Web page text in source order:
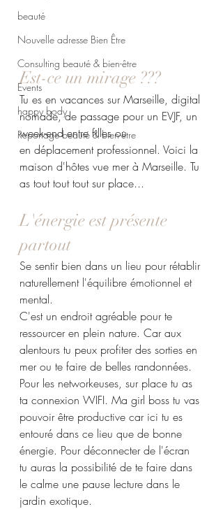
beauté
Nouvelle adresse Bien Être
Consulting beauté & bien-être
Events
happy body
Reportage beauté & bien-être
Est-ce un mirage ???
Tu es en vacances sur Marseille, digital
nomade, de passage pour un EVJF, un
week-end entre filles ou
en déplacement professionnel. Voici la
maison d'hôtes vue mer à Marseille. Tu
as tout tout tout sur place...
L'énergie est présente
partout
Se sentir bien dans un lieu pour rétablir
naturellement l'équilibre émotionnel et
mental.
C'est un endroit agréable pour te
ressourcer en plein nature. Car aux
alentours tu peux profiter des sorties en
mer ou te faire de belles randonnées.
Pour les networkeuses, sur place tu as
ta connexion WIFI. Ma girl boss tu vas
pouvoir être productive car ici tu es
entouré dans ce lieu que de bonne
énergie. Pour déconnecter de l'écran
tu auras la possibilité de te faire dans
le calme une pause lecture dans le
jardin exotique.